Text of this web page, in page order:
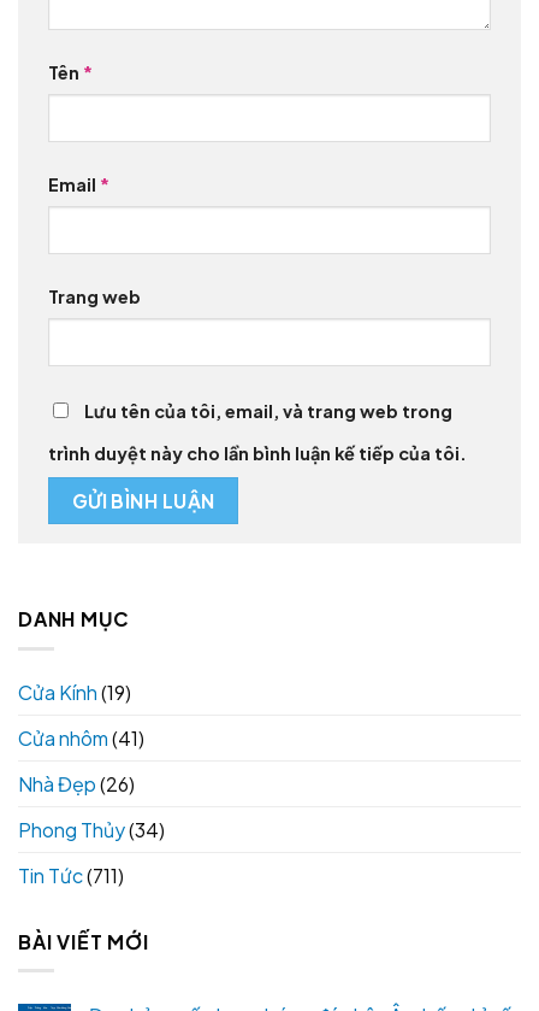
Tên *
Email *
Trang web
Lưu tên của tôi, email, và trang web trong
trình duyệt này cho lần bình luận kế tiếp của tôi.
DANH MỤC
Cửa Kính(19)
Cửa nhôm(41)
Nhà Đẹp(26)
Phong Thủy(34)
Tin Tức(711)
BÀI VIẾT MỚI